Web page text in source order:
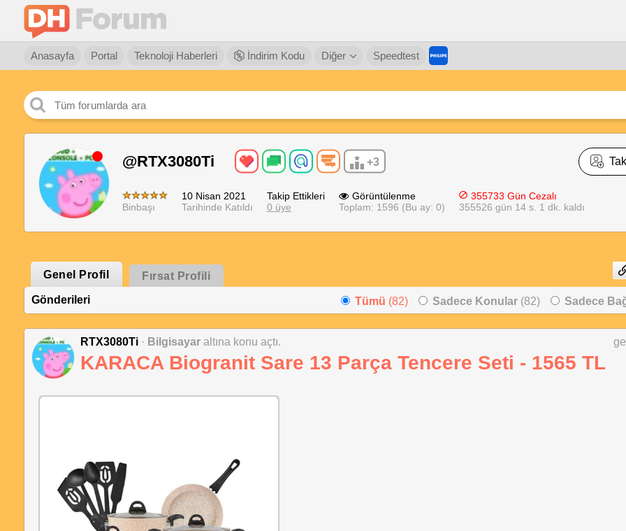
Anasayfa Portal Teknoloji Haberleri İndirim Kodu Diğer Speedtest
@RTX3080Ti +3
Binbaşı
10 Nisan 2021
Tarihinde Katıldı
Takip Ettikleri
0 üye
Görüntülenme
Toplam: 1596 (Bu ay: 0)
355733 Gün Cezalı
355526 gün 14 s. 1 dk. kaldı
Genel Profil
Fırsat Profili
Gönderileri
Tümü (82) Sadece Konular (82) Sadece
RTX3080Ti · Bilgisayar altına konu açtı.
KARACA Biogranit Sare 13 Parça Tencere Seti - 1565 TL